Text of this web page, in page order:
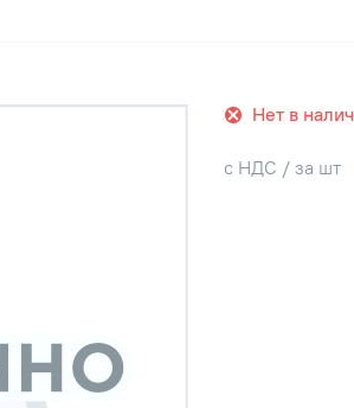
Нет в
с НДС / за шт